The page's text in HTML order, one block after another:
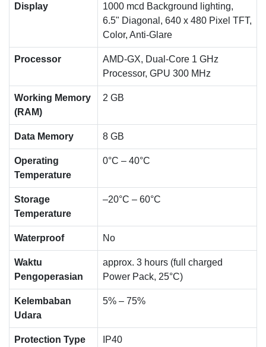
Display
1000 mcd Background lighting,
6.5" Diagonal, 640 x 480 Pixel TFT,
Color, Anti-Glare
Processor
AMD-GX, Dual-Core 1 GHz
Processor, GPU 300 MHz
Working Memory
(RAM)
2 GB
Data Memory 8 GB
Operating
Temperature
0°C – 40°C
Storage
Temperature
–20°C – 60°C
Waterproof No
Waktu
Pengoperasian
approx. 3 hours (full charged
Power Pack, 25°C)
Kelembaban
Udara
5% – 75%
Protection Type IP40